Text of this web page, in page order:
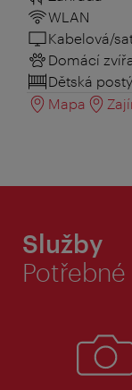
WLAN
Kabelová/
Domácí
Dětská
Mapa
Služby